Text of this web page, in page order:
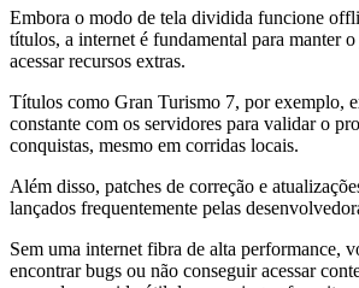
Embora o modo de tela dividida funcione
títulos, a internet é fundamental para manter
acessar recursos extras.
Títulos como Gran Turismo 7, por exemplo,
constante com os servidores para validar o
conquistas, mesmo em corridas locais.
Além disso, patches de correção e
lançados frequentemente pelas
Sem uma internet fibra de alta performance,
encontrar bugs ou não conseguir acessar